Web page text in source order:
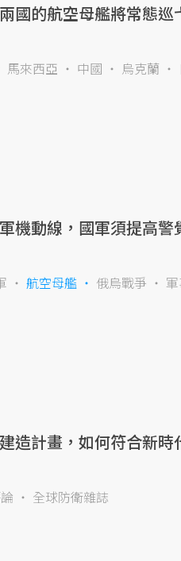
國的航空母艦將常態巡
馬來西亞 中國 烏克蘭
機動線，國軍須提高警
航空母艦 俄烏戰爭
造計畫，如何符合新時
全球防衛雜誌